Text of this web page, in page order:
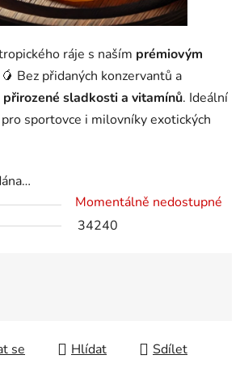
ráje s naším prémiovým
Bez přidaných konzervantů a
přirozené sladkosti a vitamínů. Ideální
pro sportovce i milovníky exotických
Momentálně nedostupné
34240
se Hlídat Sdílet